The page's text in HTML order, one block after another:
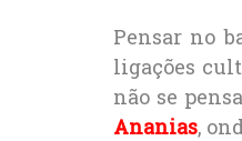
Pensar no
ligações
não se
Ananias,